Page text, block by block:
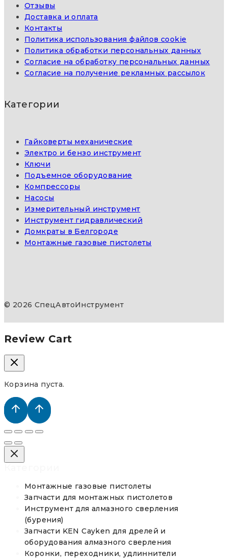
Отзывы
Доставка и оплата
Контакты
Политика использования файлов cookie
Политика обработки персональных данных
Согласие на обработку персональных данных
Согласие на получение рекламных рассылок
Категории
Гайковерты механические
Электро и бензо инструмент
Ключи
Подъемное оборудование
Компрессоры
Насосы
Измерительный инструмент
Инструмент гидравлический
Домкраты в Белгороде
Монтажные газовые пистолеты
© 2026 СпецАвтоИнструмент
Review Cart
Корзина пуста.
Монтажные газовые пистолеты
Запчасти для монтажных пистолетов
Инструмент для алмазного сверления
(бурения)
Запчасти KEN Cayken для дрелей и
оборудования алмазного сверления
Коронки, переходники, удлиннители